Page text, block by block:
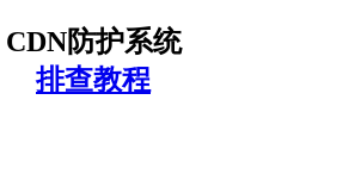
CDN防护系统
排查教程